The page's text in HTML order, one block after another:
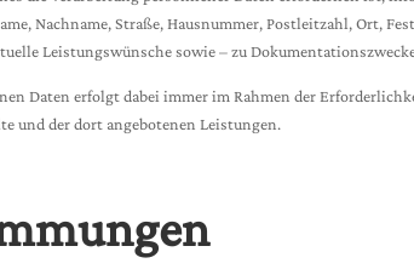
Nachname, Straße, Hausnummer, Postleitzahl, Ort,
Leistungswünsche sowie – zu
Daten erfolgt dabei immer im Rahmen der
und der dort angebotenen Leistungen.